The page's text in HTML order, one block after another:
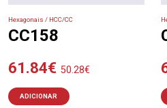
Hexagonais / HCC/CC
CC158
61.84€ 50.28€
ADICIONAR